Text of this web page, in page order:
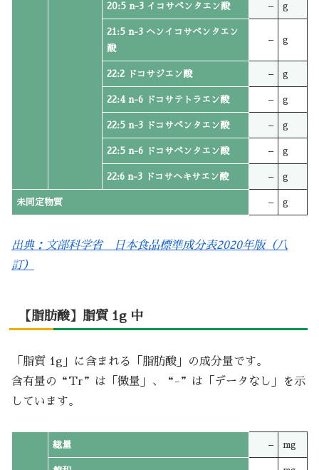
20:5 n-3 イコサペンタエン酸 – g
21:5 n-3 ヘンイコサペンタエン
酸
– g
22:2 ドコサジエン酸 – g
22:4 n-6 ドコサテトラエン酸 – g
22:5 n-3 ドコサペンタエン酸 – g
22:5 n-6 ドコサペンタエン酸 – g
22:6 n-3 ドコサヘキサエン酸 – g
未同定物質 – g
出典：文部科学省 日本食品標準成分表2020年版（八
訂）
【脂肪酸】脂質 1g 中
「脂質 1g」に含まれる「脂肪酸」の成分量です。
含有量の“Tr”は「微量」、“-”は「データなし」を示
しています。
総量 – mg